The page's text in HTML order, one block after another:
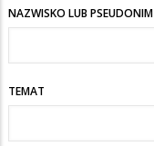
NAZWISKO LUB PSEUDONIM
TEMAT